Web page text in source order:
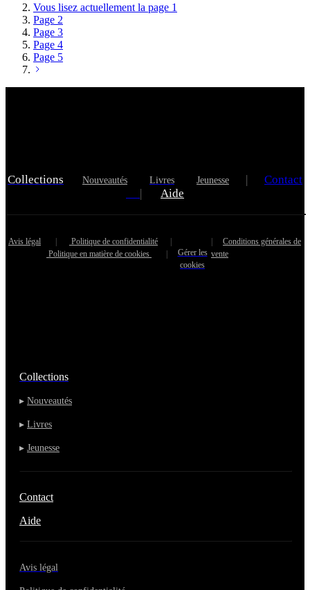
Vous lisez actuellement la page 1
Page 2
Page 3
Page 4
Page 5
Collections Nouveautés Livres Jeunesse |
Contact
|
Aide
Avis légal | Politique de confidentialité
|
Politique en matière de cookies
|
Gérer les
cookies
| Conditions générales de
vente
Collections
▸ Nouveautés
▸ Livres
▸ Jeunesse
Contact
Aide
Avis légal